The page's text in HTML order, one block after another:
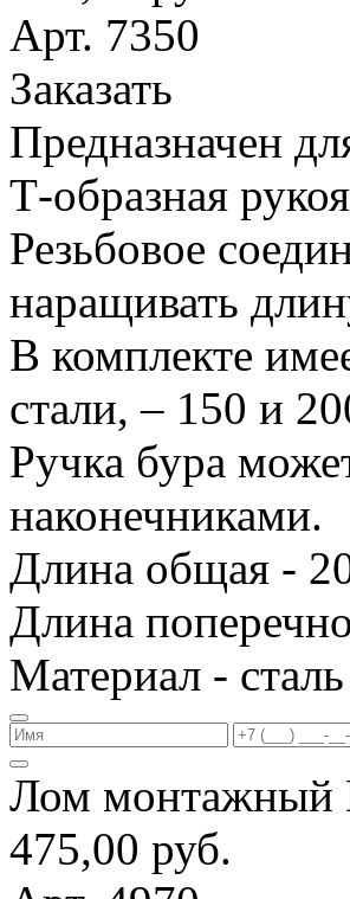
Арт. 7350
Заказать
Предназначен
Т-образная
Резьбовое
наращивать
В комплекте
стали, – 150 и
Ручка бура
наконечниками.
Длина общая -
Длина
Материал - сталь
Лом монтажный
475,00 руб.